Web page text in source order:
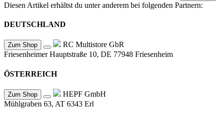
Diesen Artikel erhältst du unter anderem bei folgenden Partnern:
DEUTSCHLAND
Zum Shop
RC Multistore GbR
Friesenheimer Hauptstraße 10, DE 77948 Friesenheim
ÖSTERREICH
Zum Shop
HEPF GmbH
Mühlgraben 63, AT 6343 Erl